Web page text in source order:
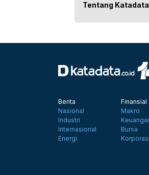
Tentang
Berita
Nasional
Industri
Internasional
Energi
Finansial
Makro
Bursa
Korporasi